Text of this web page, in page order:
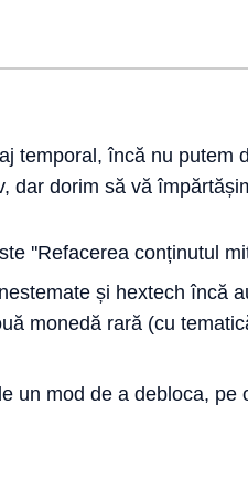
temporal, încă nu putem
dar dorim să vă
''Refacerea conținutul
și hextech încă
monedă rară (cu
un mod de a debloca,